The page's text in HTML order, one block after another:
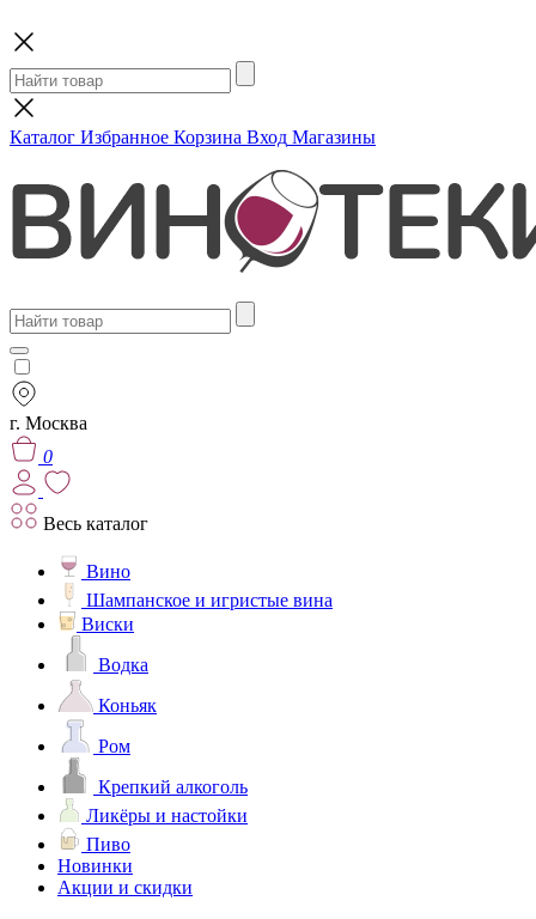
Каталог Избранное Корзина Вход Магазины
г. Москва
0
Весь каталог
Вино
Шампанское и игристые вина
Виски
Водка
Коньяк
Ром
Крепкий алкоголь
Ликёры и настойки
Пиво
Новинки
Акции и скидки